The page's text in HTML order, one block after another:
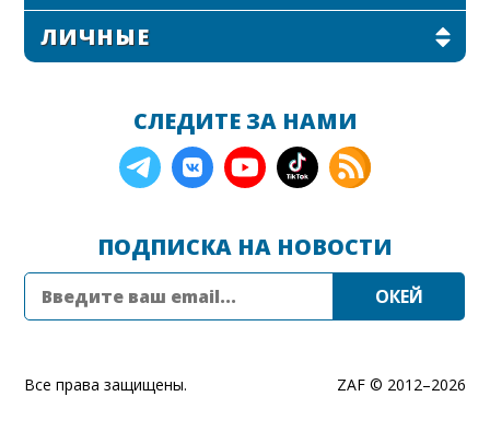
ЛИЧНЫЕ
СЛЕДИТЕ ЗА НАМИ
ПОДПИСКА НА НОВОСТИ
ZAF © 2012–2026
Все права защищены.